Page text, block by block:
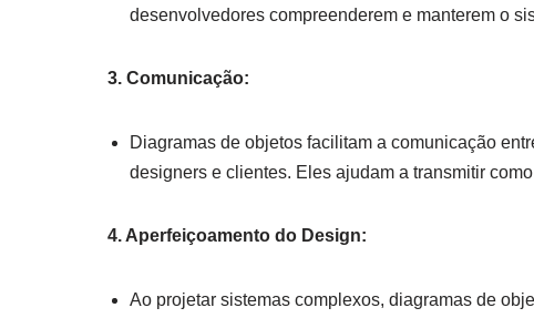
desenvolvedores compreenderem e manterem o
3. Comunicação:
Diagramas de objetos facilitam a comunicação
designers e clientes. Eles ajudam a transmitir
4. Aperfeiçoamento do Design:
Ao projetar sistemas complexos, diagramas de